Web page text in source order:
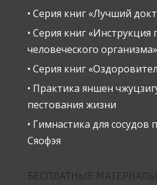
• Серия книг «Лучший
• Серия книг
человеческого организма»
• Серия книг
• Практика яншен
пестования жизни
• Гимнастика для сосудов
Сяофэя
БЕСПЛАТНЫЕ МАТЕРИАЛЫ